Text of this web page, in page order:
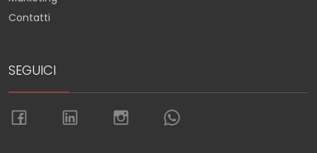
Contatti
SEGUICI